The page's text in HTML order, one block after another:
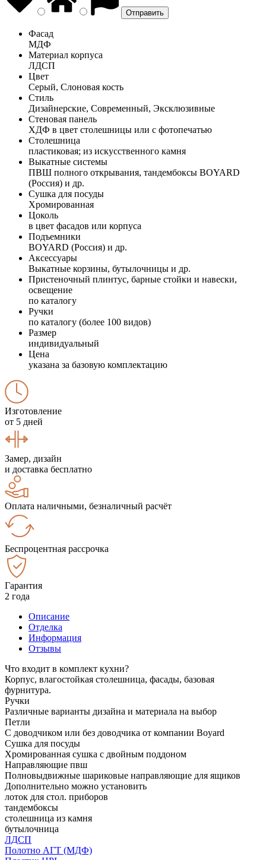
Фасад
МДФ
Материал корпуса
ЛДСП
Цвет
Серый, Слоновая кость
Стиль
Дизайнерские, Современный, Эксклюзивные
Стеновая панель
ХДФ в цвет столешницы или с фотопечатью
Столешница
пластиковая; из искусственного камня
Выкатные системы
ПВШ полного открывания, тандембоксы BOYARD
(Россия) и др.
Сушка для посуды
Хромированная
Цоколь
в цвет фасадов или корпуса
Подъемники
BOYARD (Россия) и др.
Аксессуары
Выкатные корзины, бутылочницы и др.
Пристеночный плинтус, барные стойки и навески,
освещение
по каталогу
Ручки
по каталогу (более 100 видов)
Размер
индивидуальный
Цена
указана за базовую комплектацию
Изготовление
от 5 дней
Замер, дизайн
и доставка бесплатно
Оплата наличными, безналичный расчёт
Беспроцентная рассрочка
Гарантия
2 года
Описание
Отделка
Информация
Отзывы
Что входит в комплект кухни?
Корпус, влагостойкая столешница, фасады, базовая
фурнитура.
Ручки
Различные варианты дизайна и материала на выбор
Петли
С доводчиком или без доводчика от компании Boyard
Сушка для посуды
Хромированная сушка с двойным поддоном
Направляющие пвш
Полновыдвижные шариковые направляющие для ящиков
Дополнительно можно установить
лоток для стол. приборов
тандембоксы
столешница из камня
бутылочница
ЛДСП
Полотно АГТ (МДФ)